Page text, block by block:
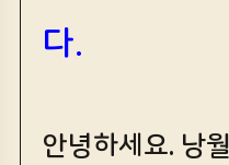
다.
안녕하세요. 낭